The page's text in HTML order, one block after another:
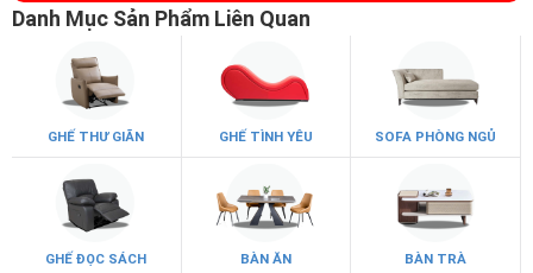
Danh Mục Sản Phẩm Liên Quan
GHẾ THƯ GIÃN GHẾ TÌNH YÊU SOFA PHÒNG NGỦ
GHẾ ĐỌC SÁCH BÀN ĂN BÀN TRÀ